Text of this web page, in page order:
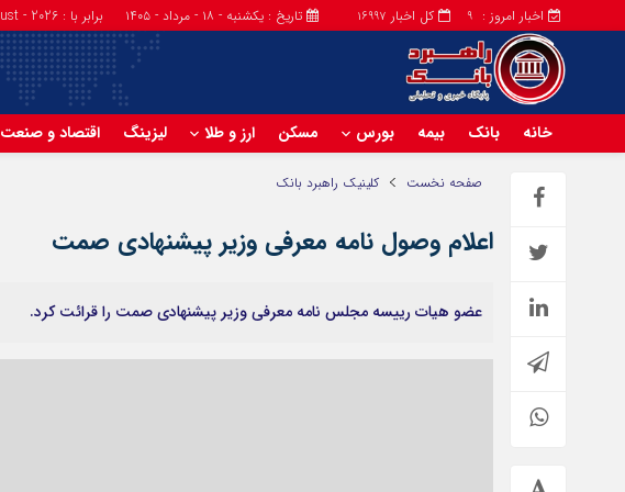
کل اخبار 16997 اخبار امروز : 9 تاریخ : یکشنبه - ۱۸ - مرداد - ۱۴۰۵ برابر با : Sunday - 9 - August - 2026
خانه بانک بیمه بورس مسکن ارز و طلا لیزینگ اقتصاد و صنعت
صفحه نخست کلینیک راهبرد بانک
اعلام وصول نامه معرفی وزیر پیشنهادی صمت
عضو هیات رییسه مجلس نامه معرفی وزیر پیشنهادی صمت را قرائت کرد.